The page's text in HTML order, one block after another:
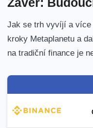
Jak se‍ trh vyvíjí a více⁢
kroky Metaplanetu a
na tradiční finance je